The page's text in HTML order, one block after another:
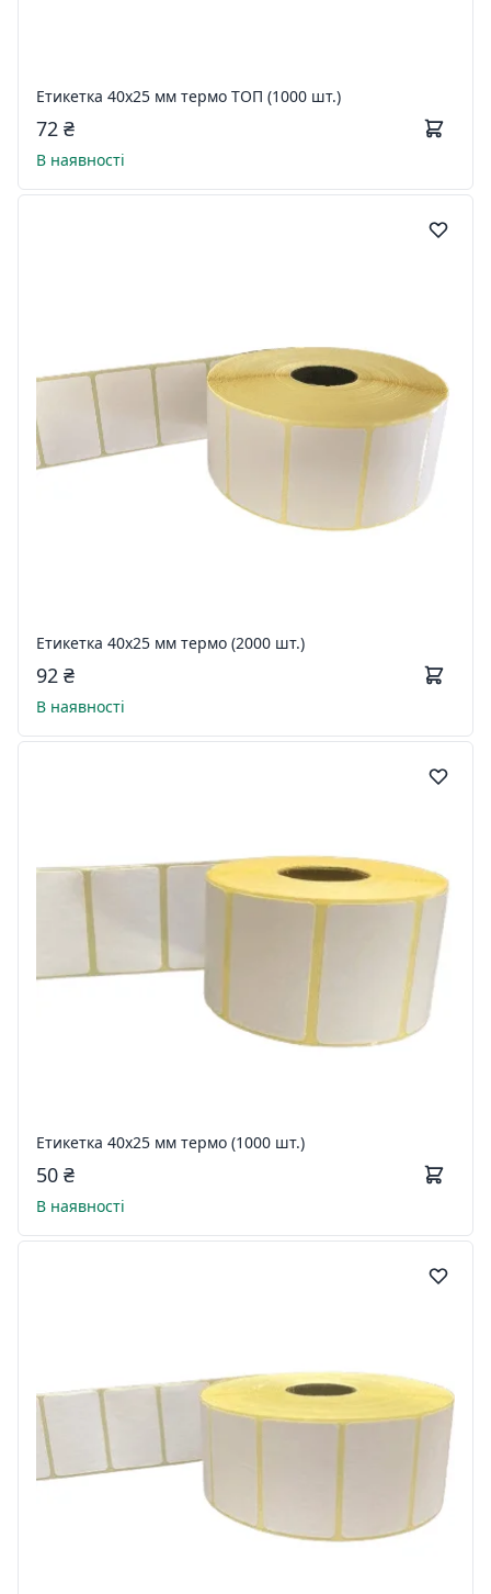
Етикетка 40х25 мм термо ТОП (1000 шт.)
72 ₴
В наявності
Етикетка 40х25 мм термо (2000 шт.)
92 ₴
В наявності
Етикетка 40х25 мм термо (1000 шт.)
50 ₴
В наявності